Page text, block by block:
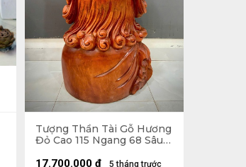
Tượng Thần Tài Gỗ Hương
Đỏ Cao 115 Ngang 68 Sâu
5 tháng trước
17.700.000 ₫